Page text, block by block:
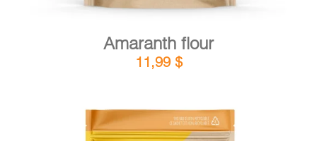
Amaranth flour
11,99 $